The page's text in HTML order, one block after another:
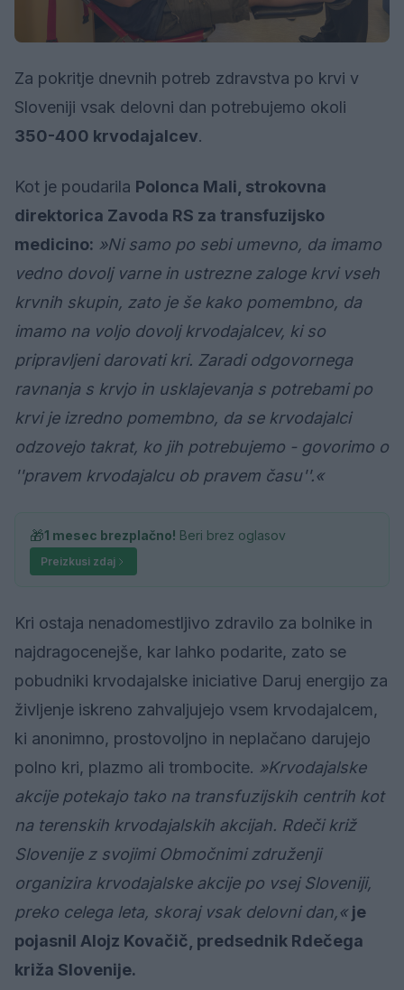
Za pokritje dnevnih potreb zdravstva po krvi v
Sloveniji vsak delovni dan potrebujemo okoli
350-400 krvodajalcev.
Kot je poudarila Polonca Mali, strokovna
direktorica Zavoda RS za transfuzijsko
medicino: »Ni samo po sebi umevno, da imamo
vedno dovolj varne in ustrezne zaloge krvi vseh
krvnih skupin, zato je še kako pomembno, da
imamo na voljo dovolj krvodajalcev, ki so
pripravljeni darovati kri. Zaradi odgovornega
ravnanja s krvjo in usklajevanja s potrebami po
krvi je izredno pomembno, da se krvodajalci
odzovejo takrat, ko jih potrebujemo - govorimo o
''pravem krvodajalcu ob pravem času''.«
🎁1 mesec brezplačno! Beri brez oglasov
Preizkusi zdaj
Kri ostaja nenadomestljivo zdravilo za bolnike in
najdragocenejše, kar lahko podarite, zato se
pobudniki krvodajalske iniciative Daruj energijo za
življenje iskreno zahvaljujejo vsem krvodajalcem,
ki anonimno, prostovoljno in neplačano darujejo
polno kri, plazmo ali trombocite. »Krvodajalske
akcije potekajo tako na transfuzijskih centrih kot
na terenskih krvodajalskih akcijah. Rdeči križ
Slovenije z svojimi Območnimi združenji
organizira krvodajalske akcije po vsej Sloveniji,
preko celega leta, skoraj vsak delovni dan,« je
pojasnil Alojz Kovačič, predsednik Rdečega
križa Slovenije.